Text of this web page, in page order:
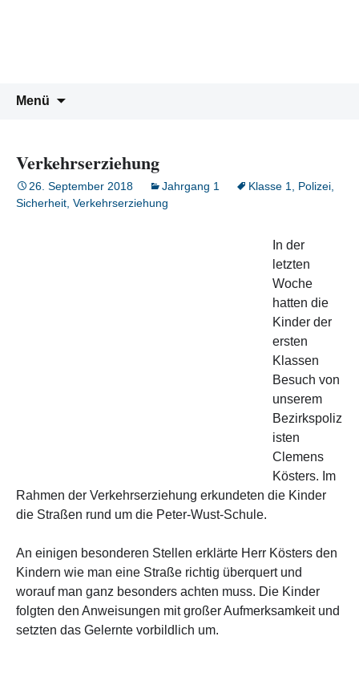
Menü
Verkehrserziehung
26. September 2018 Jahrgang 1 Klasse 1 Polizei
Sicherheit Verkehrserziehung
In der
letzten
Woche
hatten die
Kinder der
ersten
Klassen
Besuch von
unserem
Bezirkspoliz
isten
Clemens
Kösters. Im
Rahmen der Verkehrserziehung erkundeten die Kinder
die Straßen rund um die Peter-Wust-Schule.
An einigen besonderen Stellen erklärte Herr Kösters den
Kindern wie man eine Straße richtig überquert und
worauf man ganz besonders achten muss. Die Kinder
folgten den Anweisungen mit großer Aufmerksamkeit und
setzten das Gelernte vorbildlich um.